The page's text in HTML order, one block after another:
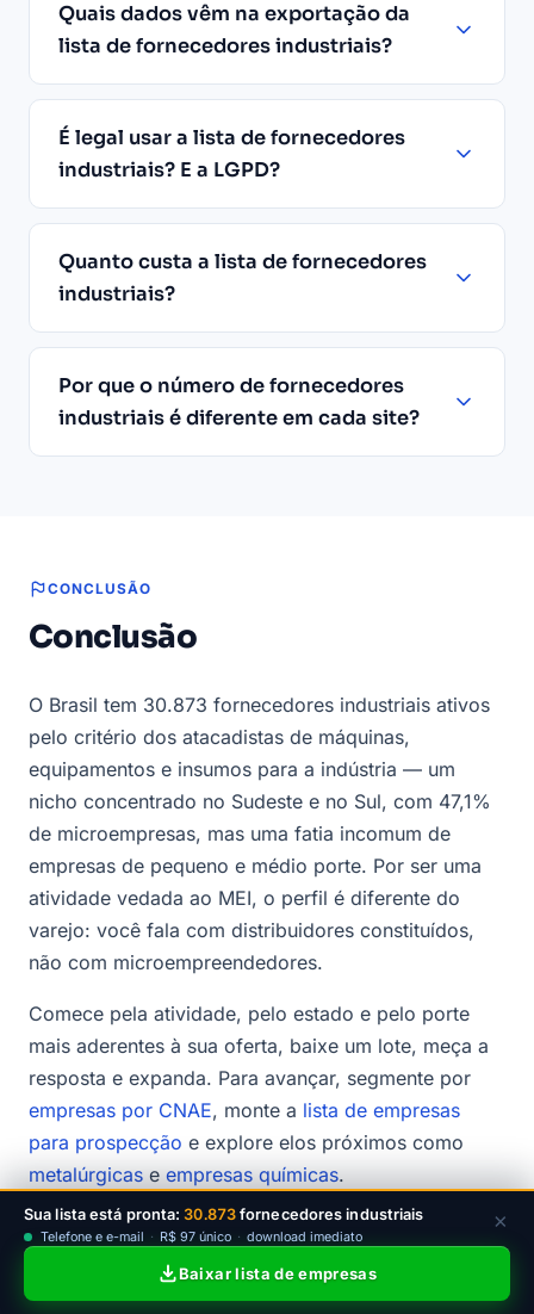
Quais dados vêm na exportação da
lista de fornecedores industriais?
É legal usar a lista de fornecedores
industriais? E a LGPD?
Quanto custa a lista de fornecedores
industriais?
Por que o número de fornecedores
industriais é diferente em cada site?
CONCLUSÃO
Conclusão
O Brasil tem 30.873 fornecedores industriais ativos
pelo critério dos atacadistas de máquinas,
equipamentos e insumos para a indústria — um
nicho concentrado no Sudeste e no Sul, com 47,1%
de microempresas, mas uma fatia incomum de
empresas de pequeno e médio porte. Por ser uma
atividade vedada ao MEI, o perfil é diferente do
varejo: você fala com distribuidores constituídos,
não com microempreendedores.
Comece pela atividade, pelo estado e pelo porte
mais aderentes à sua oferta, baixe um lote, meça a
resposta e expanda. Para avançar, segmente por
empresas por CNAE, monte a lista de empresas
para prospecção e explore elos próximos como
metalúrgicas e empresas químicas.
Baixe sua lista de
Sua lista está pronta:30.873fornecedores industriais
Telefone e e-mail · R$ 97 único · download imediato
Baixar lista de empresas
×